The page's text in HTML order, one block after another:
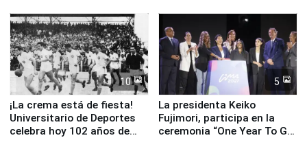
equipamiento para
Serenazgo
10
¡La crema está de fiesta!
Universitario de Deportes
celebra hoy 102 años de
5
La presidenta Keiko
Fujimori, participa en la
ceremonia “One Year To Go